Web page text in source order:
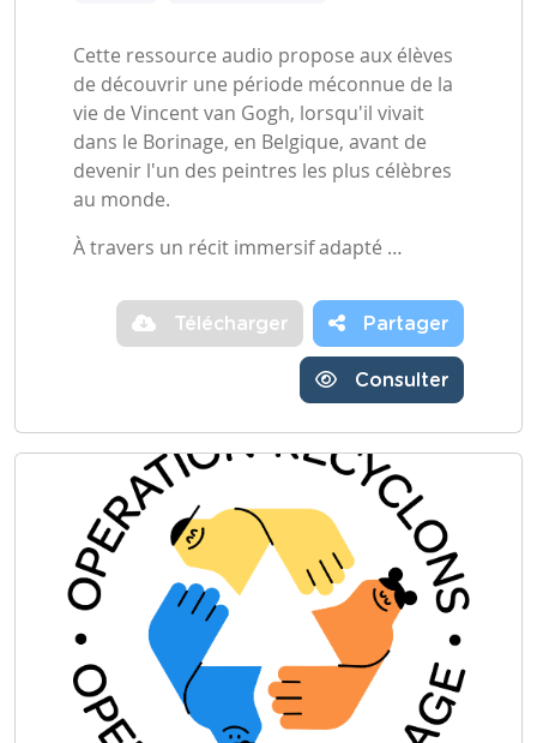
Cette ressource audio propose aux élèves
de découvrir une période méconnue de la
vie de Vincent van Gogh, lorsqu'il vivait
dans le Borinage, en Belgique, avant de
devenir l'un des peintres les plus célèbres
au monde.
À travers un récit immersif adapté …
Télécharger Partager
Consulter